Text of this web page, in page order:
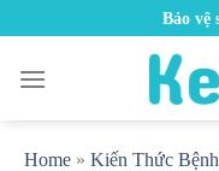
content
Bảo vệ
Home » Kiến Thức